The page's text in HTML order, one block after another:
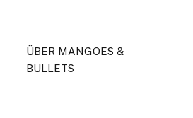
ÜBER MANGOES &
BULLETS